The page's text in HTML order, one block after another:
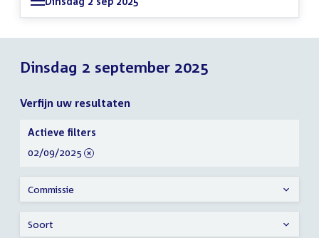
Dinsdag 2 september 2025
Verfijn uw resultaten
Verfijn
uw
resultaten
Actieve filters
verwijder
02/09/2025
Commissie
Soort